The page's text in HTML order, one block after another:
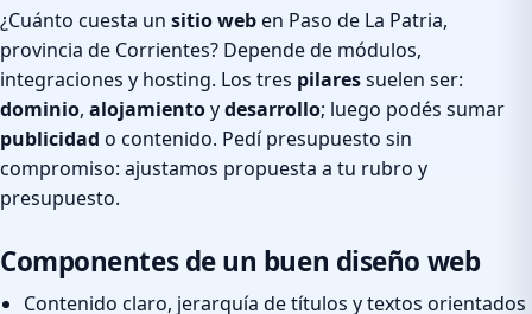
¿Cuánto cuesta un sitio weben Paso de La Patria,
provincia de Corrientes? Depende de módulos,
integraciones y hosting. Los tres pilaressuelen ser:
dominio, alojamientoydesarrollo; luego podés sumar
publicidad o contenido. Pedí presupuesto sin
compromiso: ajustamos propuesta a tu rubro y
presupuesto.
Componentes de un buen diseño web
Contenido claro, jerarquía de títulos y textos orientados